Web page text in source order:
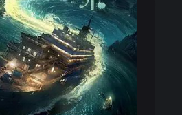
暂无观看影片的记录